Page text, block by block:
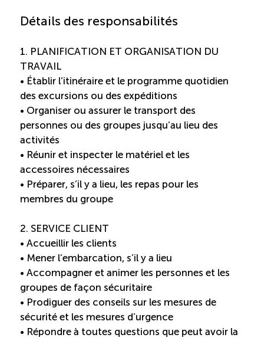
Compétences et formations
Nouvelles formations
Formation sur mesure
(COUD)
Apprentissage en milieu de travail (PAMT)
Reconnaissance des compétences (RCMO)
Bilan et reconnaissance des acquis (RAC)
Détails des responsabilités
1. PLANIFICATION ET ORGANISATION DU
TRAVAIL
• Établir l’itinéraire et le programme quotidien
des excursions ou des expéditions
• Organiser ou assurer le transport des
personnes ou des groupes jusqu’au lieu des
activités
• Réunir et inspecter le matériel et les
accessoires nécessaires
• Préparer, s’il y a lieu, les repas pour les
membres du groupe
2. SERVICE CLIENT
• Accueillir les clients
• Mener l’embarcation, s’il y a lieu
• Accompagner et animer les personnes et les
groupes de façon sécuritaire
• Prodiguer des conseils sur les mesures de
sécurité et les mesures d’urgence
• Répondre à toutes questions que peut avoir la